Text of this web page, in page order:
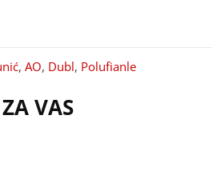
,AO, Dubl, Polufianle
VAS